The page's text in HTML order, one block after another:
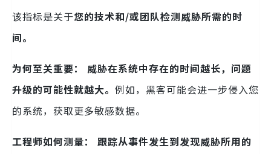
该指标是关于您的技术和/或团队检测威胁所需的时
间。
为何至关重要：
威胁在系统中存在的时间越长，问题
升级的可能性就越大。 例如，黑客可能会进一步侵入您
的系统，获取更多敏感数据。
工程师如何测量：
跟踪从事件发生到发现威胁所用的